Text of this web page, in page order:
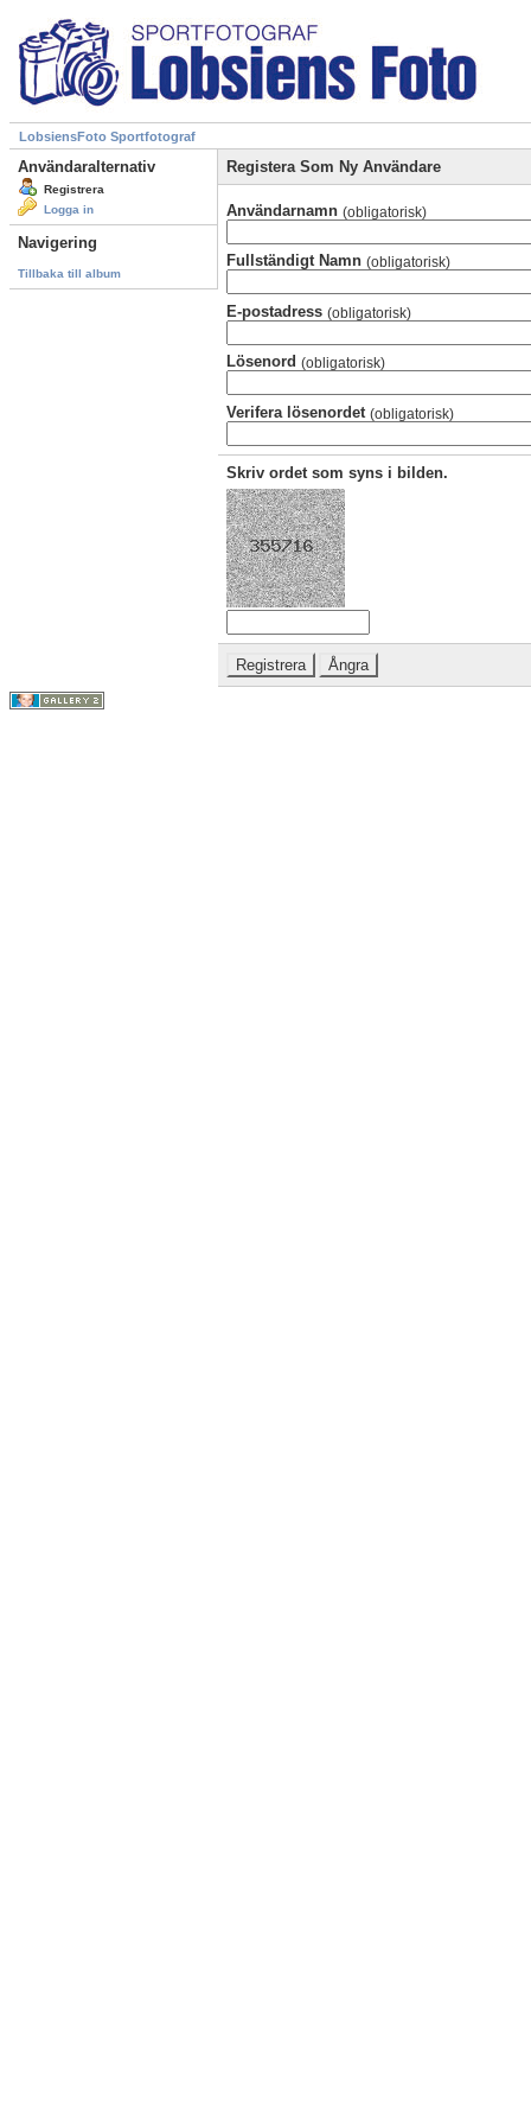
LobsiensFoto Sportfotograf
Användaralternativ
Registrera
Logga in
Navigering
Tillbaka till album
Registera Som Ny Användare
Användarnamn (obligatorisk)
Fullständigt Namn (obligatorisk)
E-postadress (obligatorisk)
Lösenord (obligatorisk)
Verifera lösenordet (obligatorisk)
Skriv ordet som syns i bilden.